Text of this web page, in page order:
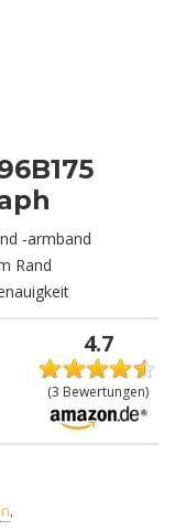
-armband
Rand
4.7
(3 Bewertungen)
.